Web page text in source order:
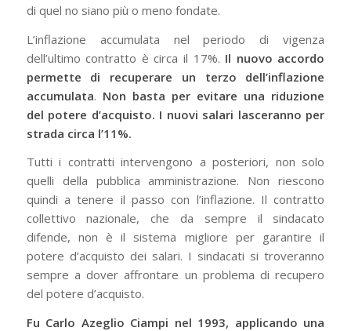
di quel no siano più o meno fondate.
L’inflazione accumulata nel periodo di vigenza
dell’ultimo contratto è circa il 17%. Il nuovo accordo
permette di recuperare un terzo dell’inflazione
accumulata. Non basta per evitare una riduzione
del potere d’acquisto. I nuovi salari lasceranno per
strada circa l’11%.
Tutti i contratti intervengono a posteriori, non solo
quelli della pubblica amministrazione. Non riescono
quindi a tenere il passo con l’inflazione. Il contratto
collettivo nazionale, che da sempre il sindacato
difende, non è il sistema migliore per garantire il
potere d’acquisto dei salari. I sindacati si troveranno
sempre a dover affrontare un problema di recupero
del potere d’acquisto.
Fu Carlo Azeglio Ciampi nel 1993, applicando una